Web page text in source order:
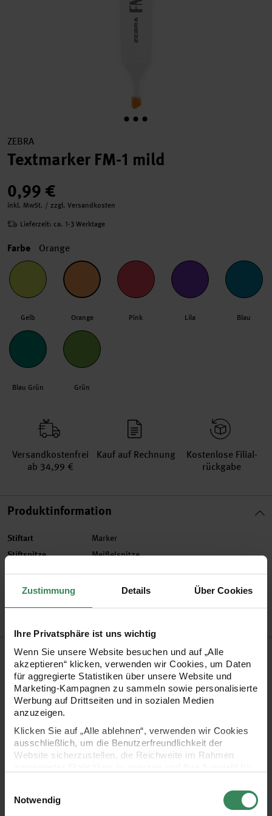
Zustimmung Details Über Cookies
Ihre Privatsphäre ist uns wichtig
Wenn Sie unsere Website besuchen und auf „Alle
akzeptieren“ klicken, verwenden wir Cookies, um Daten
für aggregierte Statistiken über unsere Website und
Marketing-Kampagnen zu sammeln sowie personalisierte
Werbung auf Drittseiten und in sozialen Medien
anzuzeigen.
Klicken Sie auf „Alle ablehnen“, verwenden wir Cookies
ausschließlich, um die Benutzerfreundlichkeit der
Website sicherzustellen, die Reichweite im Rahmen
Ihre Einwilligung ist freiwillig und kann jederzeit über den
Link „Cookie-Einstellungen“ im Fußbereich der Seite
Notwendig
ZEBRA
Textmarker FM-1 mild
0,99 €
inkl. MwSt. / zzgl. Versandkosten
Lieferzeit: ca. 1-3 Werktage
Farbe Orange
Gelb Orange Pink Lila Blau
Blau Grün Grün
Versand­kosten­frei
ab 34,99 €
Kauf auf Rechnung
Kosten­lose Filial­
rückgabe
Produktinformation
Stiftart Marker
Stiftspitze Meißelspitze
Artikel-Nr.3060067
Bestell-Nr.3730492
Produktbeschreibung
Der FM-1 MILD ist ein Textmarker mit klassischem Design und
einer 3,5 mm breiten Meißelspitze für präzises Hervorheben.
Die Tinte blutet nicht durch das Papier und ist kopierfähig,
wodurch markierte Inhalte problemlos vervielfältigt werden
können. Die ergonomische Form und der komfortabler Griff
sorgen für eine angenehme Handhabung im täglichen